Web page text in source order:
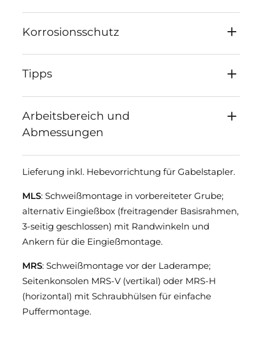
Korrosionsschutz
Tipps
Arbeitsbereich und
Abmessungen
Lieferung inkl. Hebevorrichtung für Gabelstapler.
MLS: Schweißmontage in vorbereiteter Grube;
alternativ Eingießbox (freitragender Basisrahmen,
3-seitig geschlossen) mit Randwinkeln und
Ankern für die Eingießmontage.
MRS: Schweißmontage vor der Laderampe;
Seitenkonsolen MRS-V (vertikal) oder MRS-H
(horizontal) mit Schraubhülsen für einfache
Puffermontage.